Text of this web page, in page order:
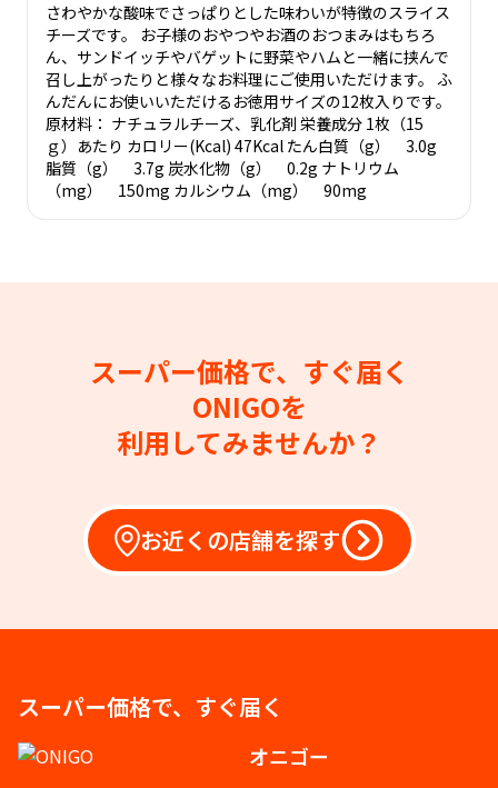
さわやかな酸味でさっぱりとした味わいが特徴のスライス
チーズです。 お子様のおやつやお酒のおつまみはもちろ
ん、サンドイッチやバゲットに野菜やハムと一緒に挟んで
召し上がったりと様々なお料理にご使用いただけます。 ふ
んだんにお使いいただけるお徳用サイズの12枚入りです。
原材料： ナチュラルチーズ、乳化剤 栄養成分 1枚（15
ｇ）あたり カロリー(Kcal) 47Kcal たん白質（g） 3.0g
脂質（g） 3.7g 炭水化物（g） 0.2g ナトリウム
（mg） 150mg カルシウム（mg） 90mg
スーパー価格で、すぐ届く
ONIGOを
利用してみませんか？
お近くの店舗を探す
スーパー価格で、すぐ届く
オニゴー